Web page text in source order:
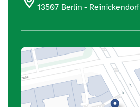
13507 Berlin - Reinickendorf